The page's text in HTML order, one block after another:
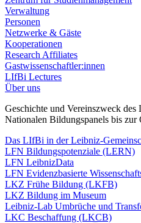
Verwaltung
Personen
Netzwerke & Gäste
Kooperationen
Research Affiliates
Gastwissenschaftler:innen
LIfBi Lectures
Über uns
Geschichte und Vereinszweck
Nationalen Bildungspanels bis zur
Das LIfBi in der Leibniz-
LFN Bildungspotenziale (LERN)
LFN LeibnizData
LFN Evidenzbasierte
LKZ Frühe Bildung (LKFB)
LKZ Bildung im Museum
Leibniz-Lab Umbrüche und
LKC Beschaffung (LKCB)